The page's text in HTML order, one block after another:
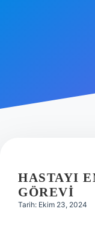
Hakkımızda
HASTAYI
GÖREVI
Tarih: Ekim 23, 2024